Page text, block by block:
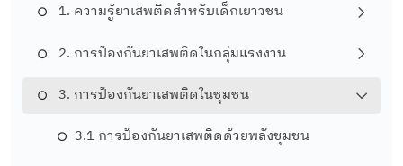
1. ความรู้ยาเสพติดสำหรับเด็กเยาวชน
2. การป้องกันยาเสพติดในกลุ่มแรงงาน
3. การป้องกันยาเสพติดในชุมชน
3.1 การป้องกันยาเสพติดด้วยพลังชุมชน